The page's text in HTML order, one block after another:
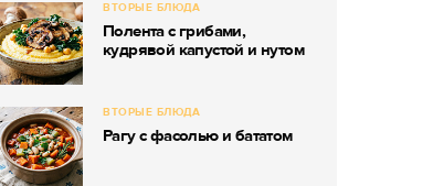
ВТОРЫЕ БЛЮДА
Полента с грибами,
кудрявой капустой и нутом
ВТОРЫЕ БЛЮДА
Рагу с фасолью и бататом